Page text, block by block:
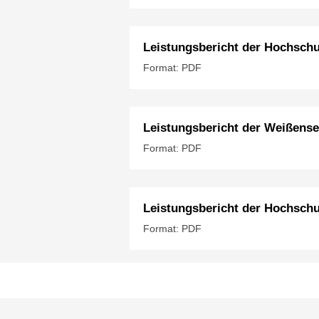
Leistungsbericht der
Format: PDF
Leistungsbericht der
Format: PDF
Leistungsbericht der
Format: PDF